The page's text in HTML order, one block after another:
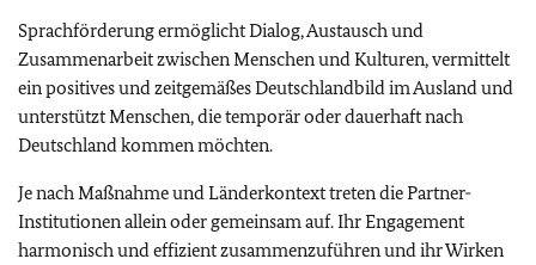
Sprachförderung ermöglicht Dialog, Austausch und
Zusammenarbeit zwischen Menschen und Kulturen, vermittelt
ein positives und zeitgemäßes Deutschlandbild im Ausland und
unterstützt Menschen, die temporär oder dauerhaft nach
Deutschland kommen möchten.
Je nach Maßnahme und Länderkontext treten die Partner-
Institutionen allein oder gemeinsam auf. Ihr Engagement
harmonisch und effizient zusammenzuführen und ihr Wirken